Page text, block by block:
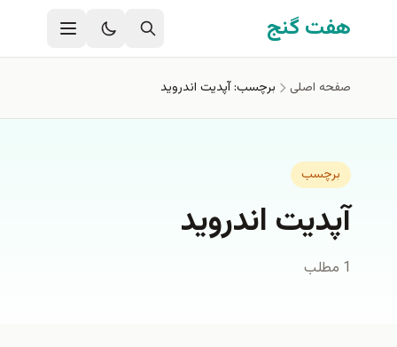
رفتن به محتوای اصلی
هفت گنج
صفحه اصلی برچسب: آپدیت اندروید
برچسب
آپدیت اندروید
1 مطلب